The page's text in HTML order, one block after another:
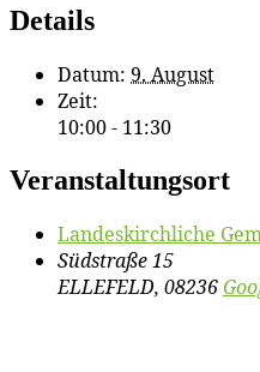
Details
Datum: 9. August
Zeit:
10:00 - 11:30
Veranstaltungsort
Lan­des­kirch­li­che
Südstraße 15
ELLEFELD, 08236